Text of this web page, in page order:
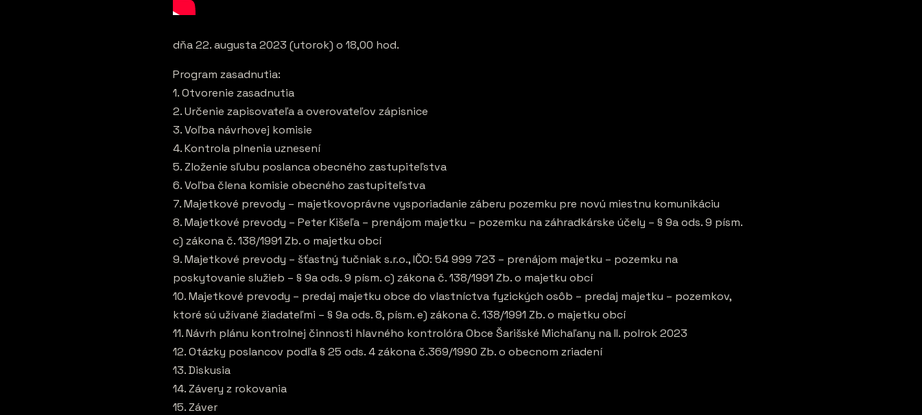
dňa 22. augusta 2023 (utorok) o 18,00 hod.
Program zasadnutia:
1. Otvorenie zasadnutia
2. Určenie zapisovateľa a overovateľov zápisnice
3. Voľba návrhovej komisie
4. Kontrola plnenia uznesení
5. Zloženie sľubu poslanca obecného zastupiteľstva
6. Voľba člena komisie obecného zastupiteľstva
7. Majetkové prevody – majetkovoprávne vysporiadanie záberu pozemku pre novú miestnu komunikáciu
8. Majetkové prevody – Peter Kišeľa – prenájom majetku – pozemku na záhradkárske účely – § 9a ods. 9 písm.
c) zákona č. 138/1991 Zb. o majetku obcí
9. Majetkové prevody – šťastný tučniak s.r.o., IČO: 54 999 723 – prenájom majetku – pozemku na
poskytovanie služieb – § 9a ods. 9 písm. c) zákona č. 138/1991 Zb. o majetku obcí
10. Majetkové prevody – predaj majetku obce do vlastníctva fyzických osôb – predaj majetku – pozemkov,
ktoré sú užívané žiadateľmi – § 9a ods. 8, písm. e) zákona č. 138/1991 Zb. o majetku obcí
11. Návrh plánu kontrolnej činnosti hlavného kontrolóra Obce Šarišské Michaľany na II. polrok 2023
12. Otázky poslancov podľa § 25 ods. 4 zákona č.369/1990 Zb. o obecnom zriadení
13. Diskusia
14. Závery z rokovania
15. Záver